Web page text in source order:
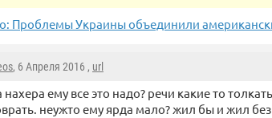
Проблемы Украины объединили
, 6 Апреля 2016 , url
нахера ему все это надо? речи какие то
неужто ему ярда мало? жил бы и жил